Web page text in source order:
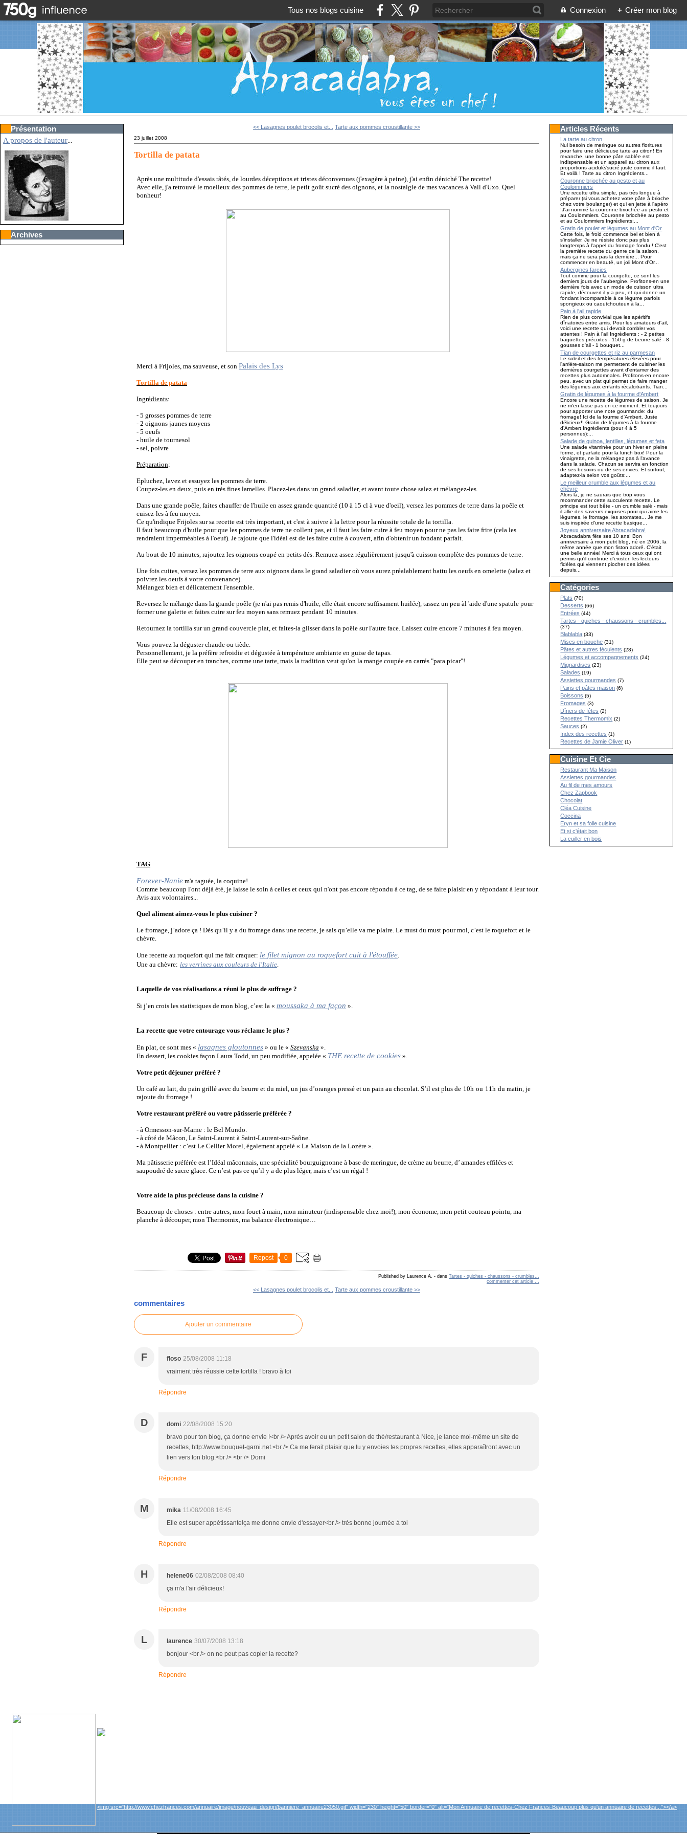
Tous nos blogs cuisine Connexion + Créer mon blog
Présentation
A propos de l'auteur...
Archives
<< Lasagnes poulet brocolis et... Tarte aux pommes croustillante >>
23 juillet 2008
Tortilla de patata
Après une multitude d'essais râtés, de lourdes déceptions et tristes déconvenues (j'exagère à peine), j'ai enfin déniché The recette!
Avec elle, j'a retrouvé le moelleux des pommes de terre, le petit goût sucré des oignons, et la nostalgie de mes vacances à Vall d'Uxo. Quel
bonheur!
Merci à Frijoles, ma sauveuse, et sonPalais des Lys
Tortilla de patata
Ingrédients:
- 5 grosses pommes de terre
- 2 oignons jaunes moyens
- 5 oeufs
- huile de tournesol
- sel, poivre
Préparation:
Epluchez, lavez et essuyez les pommes de terre.
Coupez-les en deux, puis en très fines lamelles. Placez-les dans un grand saladier, et avant toute chose salez et mélangez-les.
Dans une grande poêle, faites chauffer de l'huile en assez grande quantité (10 à 15 cl à vue d'oeil), versez les pommes de terre dans la poêle et
cuisez-les à feu moyen.
Ce qu'indique Frijoles sur sa recette est très important, et c'est à suivre à la lettre pour la réussite totale de la tortilla.
Il faut beaucoup d'huile pour que les pommes de terre ne collent pas, et il faut les faire cuire à feu moyen pour ne pas les faire frire (cela les
rendraient imperméables à l'oeuf). Je rajoute que l'idéal est de les faire cuire à couvert, afin d'obtenir un fondant parfait.
Au bout de 10 minutes, rajoutez les oignons coupé en petits dés. Remuez assez régulièrement jusqu'à cuisson complète des pommes de terre.
Une fois cuites, versez les pommes de terre aux oignons dans le grand saladier où vous aurez préalablement battu les oeufs en omelette (salez et
poivrez les oeufs à votre convenance).
Mélangez bien et délicatement l'ensemble.
Reversez le mélange dans la grande poêle (je n'ai pas remis d'huile, elle était encore suffisament huilée), tassez un peu àl 'aide d'une spatule pour
former une galette et faites cuire sur feu moyen sans remuez pendant 10 minutes.
Retournez la tortilla sur un grand couvercle plat, et faites-la glisser dans la poêle sur l'autre face. Laissez cuire encore 7 minutes à feu moyen.
Vous pouvez la déguster chaude ou tiède.
Personnellement, je la préfère refroidie et dégustée à température ambiante en guise de tapas.
Elle peut se découper en tranches, comme une tarte, mais la tradition veut qu'on la mange coupée en carrés "para picar"!
TAG
Forever-Nanie m'a taguée, la coquine!
Comme beaucoup l'ont déjà été, je laisse le soin à celles et ceux qui n'ont pas encore répondu à ce tag, de se faire plaisir en y répondant à leur tour.
Avis aux volontaires...
Quel aliment aimez-vous le plus cuisiner ?
Le fromage, j’adore ça ! Dès qu’il y a du fromage dans une recette, je sais qu’elle va me plaire. Le must du must pour moi, c’est le roquefort et le
chèvre.
Une recette au roquefort qui me fait craquer: le filet mignon au roquefort cuit à l'étouffée
Une au chèvre: les verrines aux couleurs de l'Italie
Laquelle de vos réalisations a réuni le plus de suffrage ?
Si j’en crois les statistiques de mon blog, c’est la «moussaka à ma façon ».
La recette que votre entourage vous réclame le plus ?
En plat, ce sont mes « lasagnes gloutonnes » ou le «Szevanska ».
En dessert, les cookies façon Laura Todd, un peu modifiée, appelée « THE recette de cookies ».
Votre petit déjeuner préféré ?
Un café au lait, du pain grillé avec du beurre et du miel, un jus d’oranges pressé et un pain au chocolat. S’il est plus de 10h ou 11h du matin, je
rajoute du fromage !
Votre restaurant préféré ou votre pâtisserie préférée ?
- à Ormesson-sur-Marne : le Bel Mundo.
- à côté de Mâcon, Le Saint-Laurent à Saint-Laurent-sur-Saône.
- à Montpellier : c’est Le Cellier Morel, également appelé « La Maison de la Lozère ».
Ma pâtisserie préférée est l’Idéal mâconnais, une spécialité bourguignonne à base de meringue, de crème au beurre, d’ amandes effilées et
saupoudré de sucre glace. Ce n’est pas ce qu’il y a de plus léger, mais c’est un régal !
Votre aide la plus précieuse dans la cuisine ?
Beaucoup de choses : entre autres, mon fouet à main, mon minuteur (indispensable chez moi!), mon économe, mon petit couteau pointu, ma
planche à découper, mon Thermomix, ma balance électronique…
Repost 0
Published by Laurence A. - dansTartes - quiches - chaussons - crumbles...
commenter cet article
<< Lasagnes poulet brocolis et... Tarte aux pommes croustillante >>
commentaires
Ajouter un commentaire
F floso 25/08/2008 11:18
vraiment très réussie cette tortilla ! bravo à toi
Répondre
D domi 22/08/2008 15:20
bravo pour ton blog, ça donne envie !<br /> Après avoir eu un petit salon de thé/restaurant à Nice, je lance moi-même un site de
recettes, http://www.bouquet-garni.net.<br /> Ca me ferait plaisir que tu y envoies tes propres recettes, elles apparaîtront avec un
lien vers ton blog.<br /> <br /> Domi
Répondre
M mika 11/08/2008 16:45
Elle est super appétissante!ça me donne envie d'essayer<br /> très bonne journée à toi
Répondre
H helene06 02/08/2008 08:40
ça m'a l'air délicieux!
Répondre
L laurence 30/07/2008 13:18
bonjour <br /> on ne peut pas copier la recette?
Répondre
Articles Récents
La tarte au citron
Nul besoin de meringue ou autres fioritures
pour faire une délicieuse tarte au citron! En
revanche, une bonne pâte sablée est
indispensable et un appareil au citron aux
proportions acidulé/sucré juste comme il faut.
Et voilà ! Tarte au citron Ingrédients...
Couronne briochée au pesto et au
Coulommiers
Une recette ultra simple, pas très longue à
préparer (si vous achetez votre pâte à brioche
chez votre boulanger) et qui en jette à l'apéro
!J'ai nommé la couronne briochée au pesto et
au Coulommiers. Couronne briochée au pesto
et au Coulommiers Ingrédients:...
Gratin de poulet et légumes au Mont d'Or
Cette fois, le froid commence bel et bien à
s'installer. Je ne résiste donc pas plus
longtemps à l'appel du fromage fondu ! C'est
la première recette du genre de la saison,
mais ça ne sera pas la dernière... Pour
commencer en beauté, un joli Mont d'Or...
Aubergines farcies
Tout comme pour la courgette, ce sont les
derniers jours de l'aubergine. Profitons-en une
dernière fois avec un mode de cuisson ultra
rapide, découvert il y a peu, et qui donne un
fondant incomparable à ce légume parfois
spongieux ou caoutchouteux à la...
Pain à l'ail rapide
Rien de plus convivial que les apéritifs
dînatoires entre amis. Pour les amateurs d'ail,
voici une recette qui devrait combler vos
attentes ! Pain à l'ail Ingrédients : - 2 petites
baguettes précuites - 150 g de beurre salé - 8
gousses d'ail - 1 bouquet...
Tian de courgettes et riz au parmesan
Le soleil et des températures élevées pour
l'arrière-saison me permettent de cuisiner les
dernières courgettes avant d'entamer des
recettes plus automnales. Profitons-en encore
peu, avec un plat qui permet de faire manger
des légumes aux enfants récalcitrants. Tian...
Gratin de légumes à la fourme d'Ambert
Encore une recette de légumes de saison. Je
ne m'en lasse pas en ce moment. Et toujours
pour apporter une note gourmande: du
fromage! Ici de la fourme d'Ambert. Juste
délicieux!! Gratin de légumes à la fourme
d'Ambert Ingrédients (pour 4 à 5
personnes):...
Salade de quinoa, lentilles, légumes et feta
Une salade vitaminée pour un hiver en pleine
forme, et parfaite pour la lunch box! Pour la
vinaigrette, ne la mélangez pas à l'avance
dans la salade. Chacun se servira en fonction
de ses besoins ou de ses envies. Et surtout,
adaptez-la selon vos goûts:...
Le meilleur crumble aux légumes et au
chèvre
Alors là, je ne saurais que trop vous
recommander cette succulente recette. Le
principe est tout bête - un crumble salé - mais
il allie des saveurs exquises pour qui aime les
légumes, le fromage, les aromates... Je me
suis inspirée d'une recette basique...
Joyeux anniversaire Abracadabra!
Abracadabra fête ses 10 ans! Bon
anniversaire à mon petit blog, né en 2006, la
même année que mon fiston adoré. C'était
une belle année! Merci à tous ceux qui ont
permis qu'il continue d'exister: les lecteurs
fidèles qui viennent piocher des idées
depuis...
Catégories
Plats (70)
Desserts (66)
Entrées (44)
Tartes - quiches - chaussons - crumbles...
(37)
Blablabla (33)
Mises en bouche (31)
Pâtes et autres féculents (28)
Légumes et accompagnements (24)
Mignardises (23)
Salades (19)
Assiettes gourmandes (7)
Pains et pâtes maison (6)
Boissons (5)
Fromages (3)
Dîners de fêtes (2)
Recettes Thermomix (2)
Sauces (2)
Index des recettes (1)
Recettes de Jamie Oliver (1)
Cuisine Et Cie
Restaurant Ma Maison
Assiettes gourmandes
Au fil de mes amours
Chez Zapbook
Chocolat
Cléa Cuisine
Coccina
Eryn et sa folle cuisine
Et si c'était bon
La cuiller en bois
<img src="http://www.chezfrances.com/annuaire/image/nouveau_design/banniere_annuaire23050.gif" width="230" height="50" border="0" alt="Mon Annuaire de recettes-Chez Frances-Beaucoup plus qu'un annuaire de recettes..."></a>